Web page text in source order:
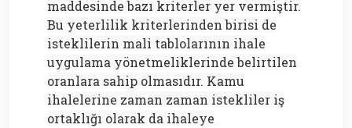
maddesinde bazı kriterler yer vermiştir.
Bu yeterlilik kriterlerinden birisi de
isteklilerin mali tablolarının ihale
uygulama yönetmeliklerinde belirtilen
oranlara sahip olmasıdır. Kamu
ihalelerine zaman zaman istekliler iş
ortaklığı olarak da ihaleye